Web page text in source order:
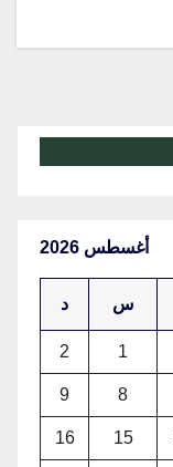
أغسطس 2026
س د
1
2
8
9
15
16